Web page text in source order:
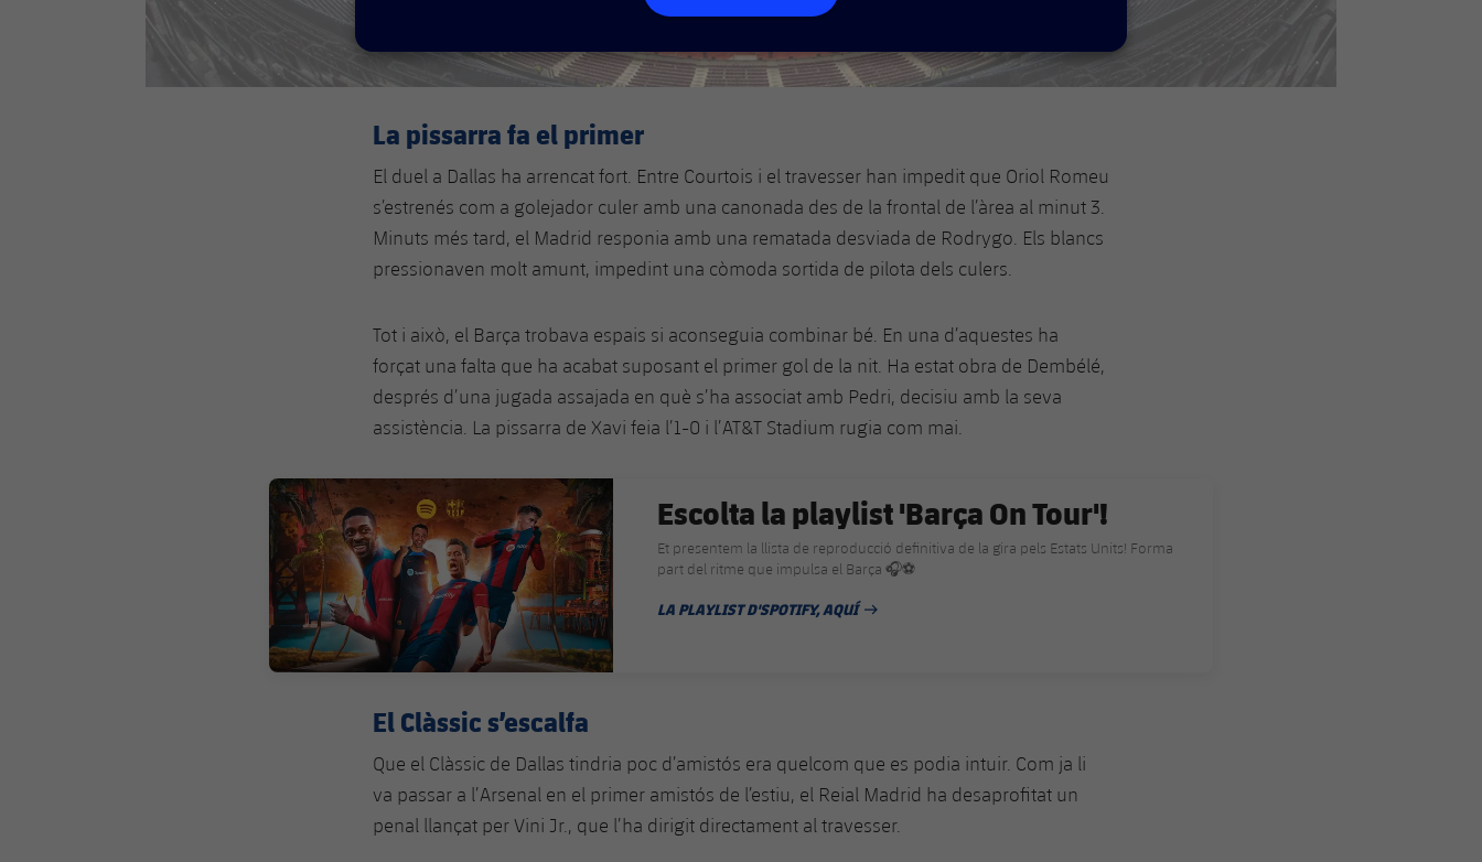
La pissarra fa el primer
El duel a Dallas ha arrencat fort. Entre Courtois i el travesser han impedit que Oriol Romeu
s’estrenés com a golejador culer amb una canonada des de la frontal de l’àrea al minut 3.
Minuts més tard, el Madrid responia amb una rematada desviada de Rodrygo. Els blancs
pressionaven molt amunt, impedint una còmoda sortida de pilota dels culers.
Tot i això, el Barça trobava espais si aconseguia combinar bé. En una d’aquestes ha
forçat una falta que ha acabat suposant el primer gol de la nit. Ha estat obra de Dembélé,
després d’una jugada assajada en què s’ha associat amb Pedri, decisiu amb la seva
assistència. La pissarra de Xavi feia l’1-0 i l’AT&T Stadium rugia com mai.
FC Barcelona club badge
Escolta la playlist 'Barça On Tour'!
Et presentem la llista de reproducció definitiva de la gira pels Estats Units! Forma
part del ritme que impulsa el Barça 🎧⚽
LA PLAYLIST D'SPOTIFY, AQUÍ
DATA DE PUBLICACIÓ
El Clàssic s’escalfa
Que el Clàssic de Dallas tindria poc d’amistós era quelcom que es podia intuir. Com ja li
va passar a l’Arsenal en el primer amistós de l’estiu, el Reial Madrid ha desaprofitat un
penal llançat per Vini Jr., que l’ha dirigit directament al travesser.